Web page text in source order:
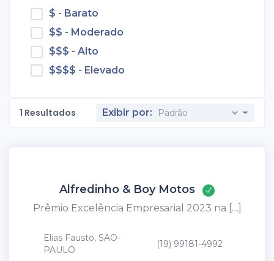
$ - Barato
$$ - Moderado
$$$ - Alto
$$$$ - Elevado
1 Resultados Exibir por:
Alfredinho & Boy Motos
Prêmio Excelência Empresarial 2023 na […]
Elias Fausto, SAO-
PAULO
(19) 99181-4992